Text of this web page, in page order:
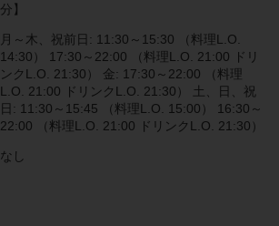
分】
月～木、祝前日: 11:30～15:30 （料理L.O.
14:30） 17:30～22:00 （料理L.O. 21:00 ドリ
ンクL.O. 21:30） 金: 17:30～22:00 （料理
L.O. 21:00 ドリンクL.O. 21:30） 土、日、祝
日: 11:30～15:45 （料理L.O. 15:00） 16:30～
22:00 （料理L.O. 21:00 ドリンクL.O. 21:30）
なし